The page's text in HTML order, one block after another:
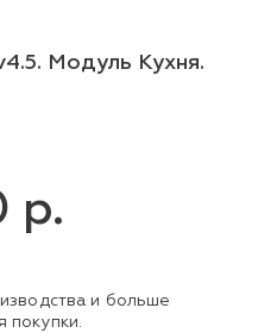
Модуль Кухня.
р.
и больше
покупки.